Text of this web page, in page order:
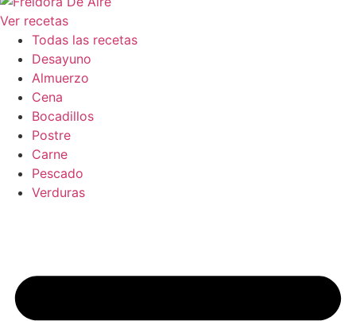
Ver recetas
Todas las recetas
Desayuno
Almuerzo
Cena
Bocadillos
Postre
Carne
Pescado
Verduras